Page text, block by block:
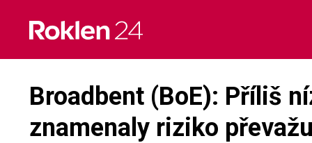
content
Broadbent (BoE): Příliš
znamenaly riziko